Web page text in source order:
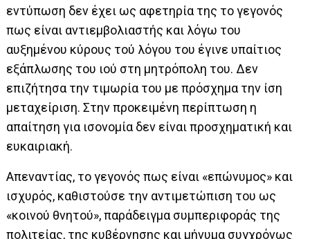
εντύπωση δεν έχει ως αφετηρία της το γεγονός
πως είναι αντιεμβολιαστής και λόγω του
αυξημένου κύρους τού λόγου του έγινε υπαίτιος
εξάπλωσης του ιού στη μητρόπολη του. Δεν
επιζήτησα την τιμωρία του με πρόσχημα την ίση
μεταχείριση. Στην προκειμένη περίπτωση η
απαίτηση για ισονομία δεν είναι προσχηματική και
ευκαιριακή.
Απεναντίας, το γεγονός πως είναι «επώνυμος» και
ισχυρός, καθιστούσε την αντιμετώπιση του ως
«κοινού θνητού», παράδειγμα συμπεριφοράς της
πολιτείας, της κυβέρνησης και μήνυμα συγχρόνως